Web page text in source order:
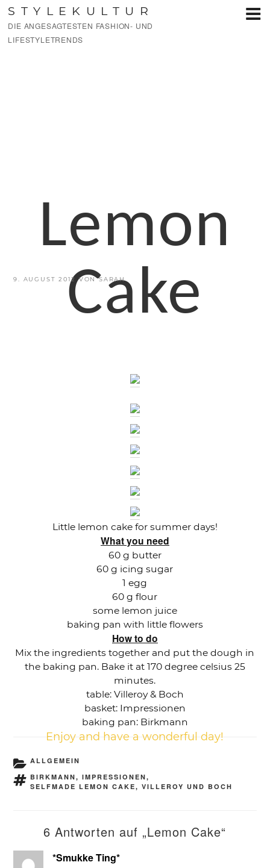
Zum
Inhalt
springen
STYLEKULTUR
DIE ANGESAGTESTEN FASHION- UND
LIFESTYLETRENDS
VERÖFFENTLICHT
9. AUGUST 2012 VONSARAH
Lemon
Cake
Little lemon cake for summer days!
What you need
60 g butter
60 g icing sugar
1 egg
60 g flour
some lemon juice
baking pan with little flowers
How to do
Mix the ingredients together and put the dough in
the baking pan. Bake it at 170 degree celsius 25
minutes.
table: Villeroy & Boch
basket: Impressionen
baking pan: Birkmann
Enjoy and have a wonderful day!
KATEGORIEN
ALLGEMEIN
SCHLAGWÖRTER
BIRKMANN, IMPRESSIONEN,
SELFMADE LEMON CAKE, VILLEROY UND BOCH
6 Antworten auf „Lemon Cake“
*Smukke Ting*